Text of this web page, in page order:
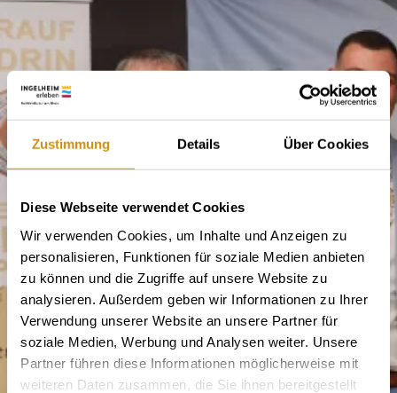
Zustimmung Details Über Cookies
Diese Webseite verwendet Cookies
Wir verwenden Cookies, um Inhalte und Anzeigen zu
personalisieren, Funktionen für soziale Medien anbieten
zu können und die Zugriffe auf unsere Website zu
analysieren. Außerdem geben wir Informationen zu Ihrer
Verwendung unserer Website an unsere Partner für
soziale Medien, Werbung und Analysen weiter. Unsere
Partner führen diese Informationen möglicherweise mit
weiteren Daten zusammen, die Sie ihnen bereitgestellt